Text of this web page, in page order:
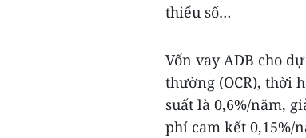
thiểu số…
Vốn vay ADB cho
thường (OCR), thời
suất là 0,6%/năm,
phí cam kết 0,15%/